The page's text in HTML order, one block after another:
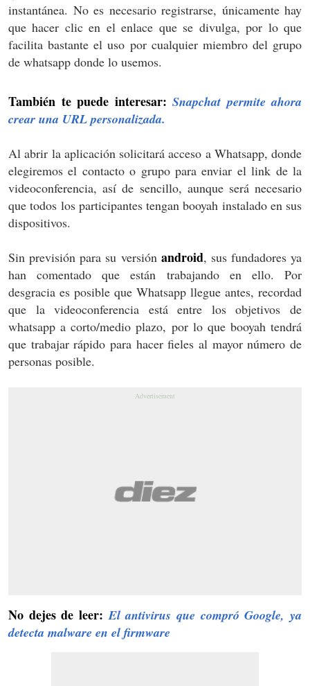
instantánea. No es necesario registrarse, únicamente hay
que hacer clic en el enlace que se divulga, por lo que
facilita bastante el uso por cualquier miembro del grupo
de whatsapp donde lo usemos.
También te puede interesar: Snapchat permite ahora
crear una URL personalizada.
Al abrir la aplicación solicitará acceso a Whatsapp, donde
elegiremos el contacto o grupo para enviar el link de la
videoconferencia, así de sencillo, aunque será necesario
que todos los participantes tengan booyah instalado en sus
dispositivos.
Sin previsión para su versión android, sus fundadores ya
han comentado que están trabajando en ello. Por
desgracia es posible que Whatsapp llegue antes, recordad
que la videoconferencia está entre los objetivos de
whatsapp a corto/medio plazo, por lo que booyah tendrá
que trabajar rápido para hacer fieles al mayor número de
personas posible.
No dejes de leer:El antivirus que compró Google, ya
detecta malware en el firmware